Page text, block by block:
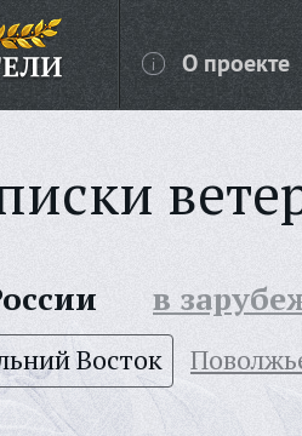
О проекте
в
Восток